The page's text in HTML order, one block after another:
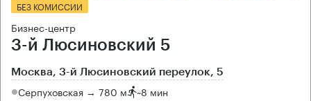
БЕЗ КОМИССИИ
Бизнес-центр
3-й Люсиновский 5
Москва, 3-й Люсиновский переулок, 5
Серпуховская → 780 м ~8 мин